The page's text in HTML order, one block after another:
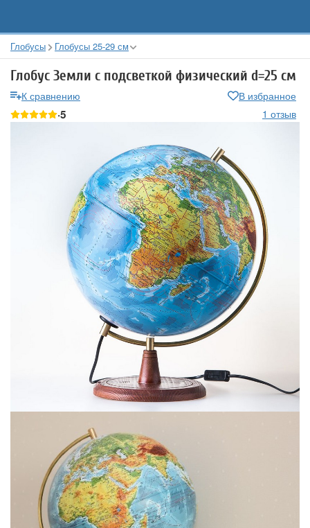
Глобусы Глобусы 25-29 см
Глобус Земли с подсветкой физический d=25 см
К сравнению В избранное
5 1 отзыв